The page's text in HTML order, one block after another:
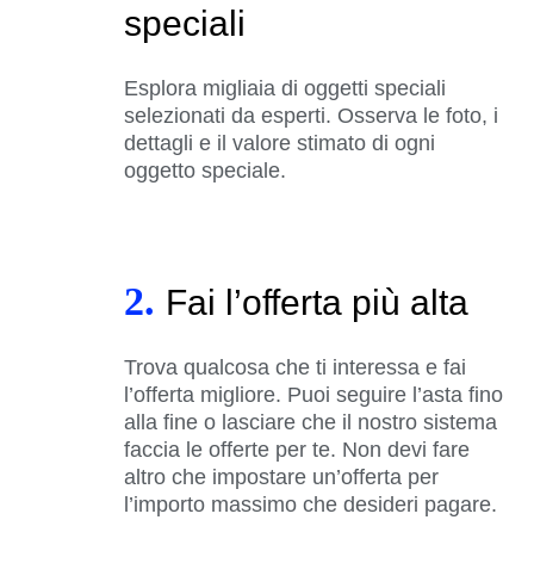
speciali
Esplora migliaia di oggetti speciali
selezionati da esperti. Osserva le foto, i
dettagli e il valore stimato di ogni
oggetto speciale.
2. Fai l’offerta più alta
Trova qualcosa che ti interessa e fai
l’offerta migliore. Puoi seguire l’asta fino
alla fine o lasciare che il nostro sistema
faccia le offerte per te. Non devi fare
altro che impostare un’offerta per
l’importo massimo che desideri pagare.